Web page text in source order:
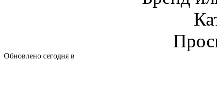
Обновлено сегодня в